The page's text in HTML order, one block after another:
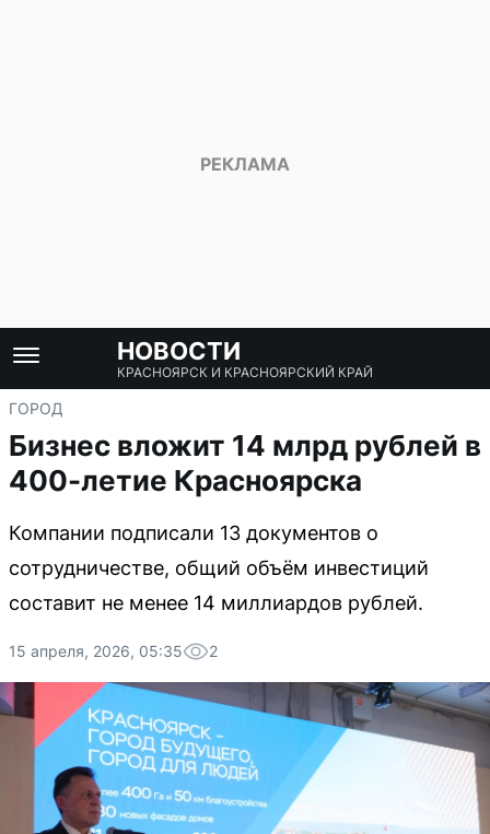
НОВОСТИ
КРАСНОЯРСК И КРАСНОЯРСКИЙ КРАЙ
ГОРОД
Бизнес вложит 14 млрд рублей в
400-летие Красноярска
Компании подписали 13 документов о
сотрудничестве, общий объём инвестиций
составит не менее 14 миллиардов рублей.
15 апреля, 2026, 05:35 2